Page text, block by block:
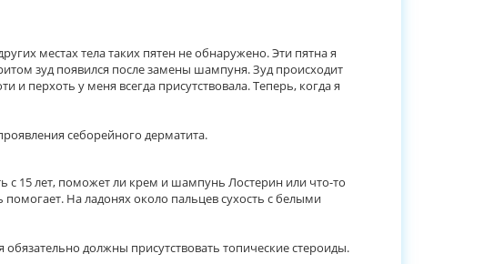
местах тела таких пятен не обнаружено. Эти пятна я
зуд появился после замены шампуня. Зуд происходит
и перхоть у меня всегда присутствовала. Теперь, когда я
себорейного дерматита.
с 15 лет, поможет ли крем и шампунь Лостерин или что-то
На ладонях около пальцев сухость с белыми
должны присутствовать топические стероиды.